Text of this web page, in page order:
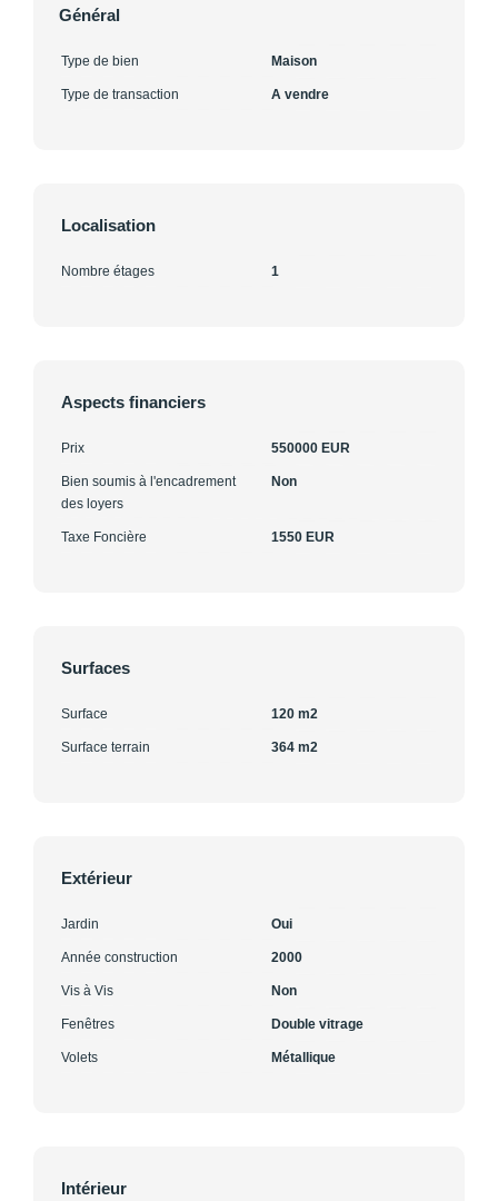
Général
Type de bien Maison
Type de transaction A vendre
Localisation
Nombre étages 1
Aspects financiers
Prix 550000 EUR
Bien soumis à l'encadrement
des loyers
Non
Taxe Foncière 1550 EUR
Surfaces
Surface 120 m2
Surface terrain 364 m2
Extérieur
Jardin Oui
Année construction 2000
Vis à Vis Non
Fenêtres Double vitrage
Volets Métallique
Intérieur